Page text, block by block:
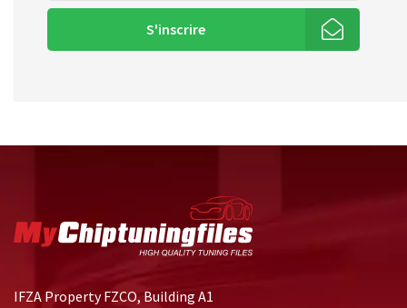
S'inscrire
IFZA Property FZCO, Building A1